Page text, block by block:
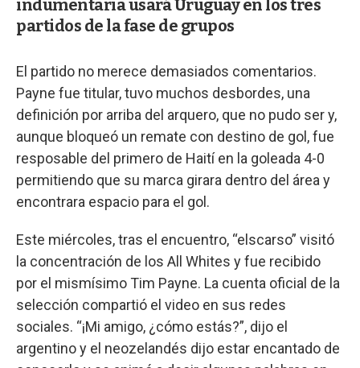
indumentaria usará Uruguay en los tres
partidos de la fase de grupos
El partido no merece demasiados comentarios.
Payne fue titular, tuvo muchos desbordes, una
definición por arriba del arquero, que no pudo ser y,
aunque bloqueó un remate con destino de gol, fue
resposable del primero de Haití en la goleada 4-0
permitiendo que su marca girara dentro del área y
encontrara espacio para el gol.
Este miércoles, tras el encuentro, “elscarso” visitó
la concentración de los All Whites y fue recibido
por el mismísimo Tim Payne. La cuenta oficial de la
selección compartió el video en sus redes
sociales. “¡Mi amigo, ¿cómo estás?”, dijo el
argentino y el neozelandés dijo estar encantado de